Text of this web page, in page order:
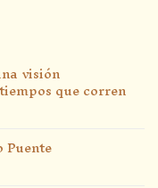
visión
que corren